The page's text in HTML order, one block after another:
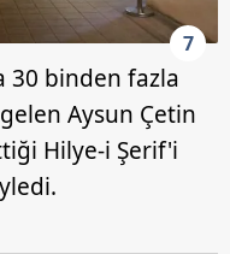
7
30 binden fazla
Aysun Çetin
Hilye-i Şerif'i